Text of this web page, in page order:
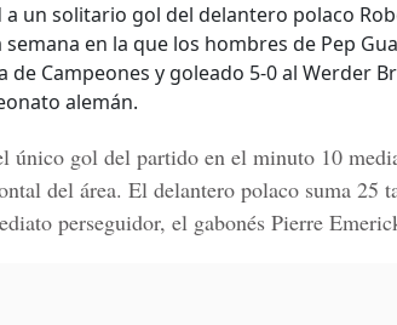
a un solitario gol del delantero polaco
en la que los hombres de Pep
de Campeones y goleado 5-0 al Werder
alemán.
único gol del partido en el minuto 10
del área. El delantero polaco suma 25
perseguidor, el gabonés Pierre